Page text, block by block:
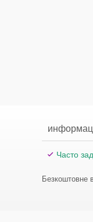
Часто
Безкоштовне